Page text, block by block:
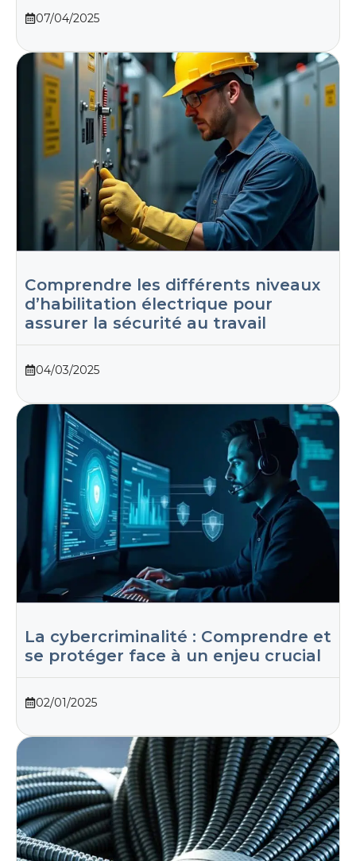
07/04/2025
Comprendre les différents niveaux
d’habilitation électrique pour
assurer la sécurité au travail
04/03/2025
La cybercriminalité : Comprendre et
se protéger face à un enjeu crucial
02/01/2025